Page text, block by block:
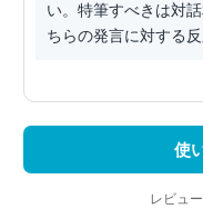
い。特筆すべきは対
ちらの発言に対する
使
レビュ